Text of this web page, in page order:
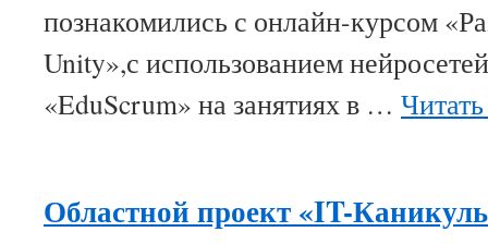
познакомились с онлайн-курсом
Unity»,с использованием
«EduScrum» на занятиях в …
Областной проект «IT-